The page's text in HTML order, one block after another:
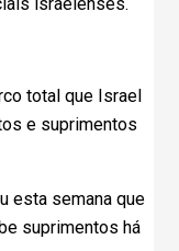
total que Israel
e suprimentos
esta semana que
suprimentos há